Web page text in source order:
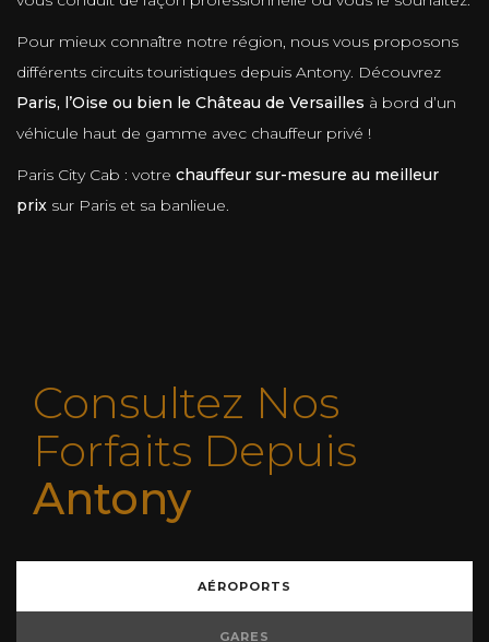
Pour mieux connaître notre région, nous vous proposons
différents circuits touristiques depuis Antony. Découvrez
Paris, l’Oise ou bien le Château de Versailles à bord d’un
véhicule haut de gamme avec chauffeur privé !
Paris City Cab : votre chauffeur sur-mesure au meilleur
prix sur Paris et sa banlieue.
Consultez Nos
Forfaits Depuis
Antony
AÉROPORTS
GARES